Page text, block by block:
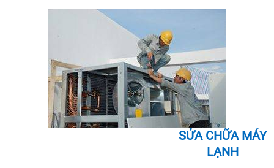
SỬA CHỮA MÁY
LẠNH